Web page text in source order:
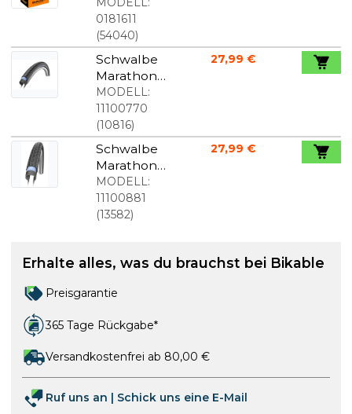
47/62-559
mit 40mm
Autoventil
0181611
(54040)
Schwalbe
Marathon
Plus
Alltagsreife
n 700 x 38C
mit
Reflexstreif
en
MODELL:
11100770
(10816)
27,99 €
Schwalbe
Marathon+
SmartGuar
d 40-584
MODELL:
11100881
(13582)
27,99 €
Erhalte alles, was du brauchst bei Bikable
Preisgarantie
365 Tage Rückgabe*
Versandkostenfrei ab 80,00 €
Ruf uns an
Schick uns eine E-Mail